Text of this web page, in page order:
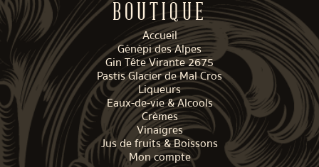
BOUTIQUE
Accueil
Génépi des Alpes
Gin Tête Virante 2675
Pastis Glacier de Mal Cros
Liqueurs
Eaux-de-vie & Alcools
Crèmes
Vinaigres
Jus de fruits & Boissons
Mon compte